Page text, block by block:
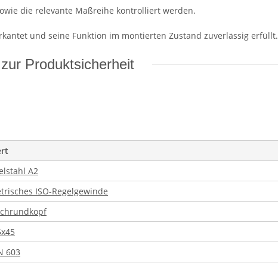
die relevante Maßreihe kontrolliert werden.
und seine Funktion im montierten Zustand zuverlässig erfüllt.
Produktsicherheit
A2
ISO-Regelgewinde
603